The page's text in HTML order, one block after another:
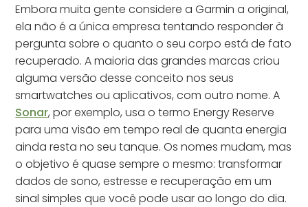
Embora muita gente considere a Garmin a original,
ela não é a única empresa tentando responder à
pergunta sobre o quanto o seu corpo está de fato
recuperado. A maioria das grandes marcas criou
alguma versão desse conceito nos seus
smartwatches ou aplicativos, com outro nome. A
Sonar, por exemplo, usa o termo Energy Reserve
para uma visão em tempo real de quanta energia
ainda resta no seu tanque. Os nomes mudam, mas
o objetivo é quase sempre o mesmo: transformar
dados de sono, estresse e recuperação em um
sinal simples que você pode usar ao longo do dia.